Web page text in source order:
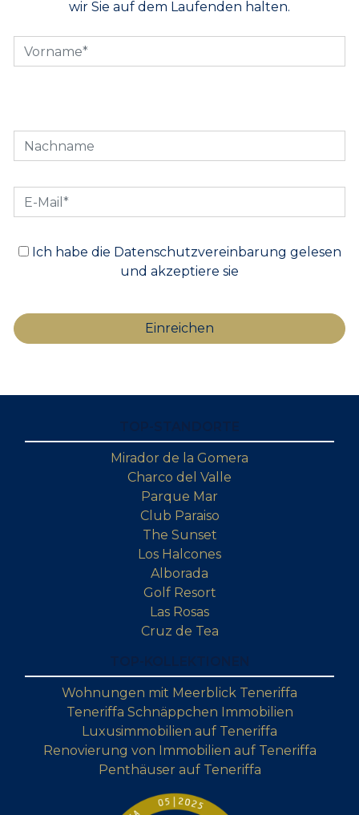
wir Sie auf dem Laufenden halten.
Ich habe die Datenschutzvereinbarung gelesen
und akzeptiere sie
Mirador de la Gomera
Charco del Valle
Parque Mar
Club Paraiso
The Sunset
Los Halcones
Alborada
Golf Resort
Las Rosas
Cruz de Tea
Wohnungen mit Meerblick Teneriffa
Teneriffa Schnäppchen Immobilien
Luxusimmobilien auf Teneriffa
Renovierung von Immobilien auf Teneriffa
Penthäuser auf Teneriffa